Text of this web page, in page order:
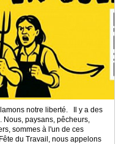
notre liberté. Il y a des
Nous, paysans, pêcheurs,
sommes à l'un de ces
du Travail, nous appelons